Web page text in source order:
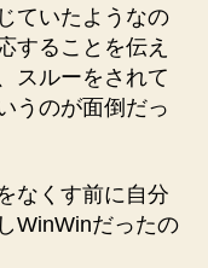
ていたようなの
することを伝え
スルーをされて
うのが面倒だっ
なくす前に自分
WinWinだったの